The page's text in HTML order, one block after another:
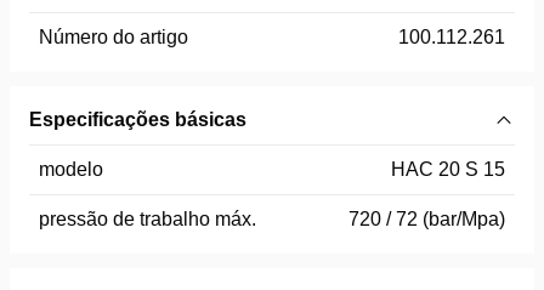
Número do artigo 100.112.261
Especificações básicas
modelo HAC 20 S 15
pressão de trabalho máx. 720 / 72 (bar/Mpa)